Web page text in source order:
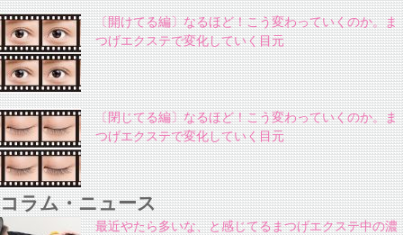
〔開けてる編〕なるほど！こう変わっていくのか。ま
つげエクステで変化していく目元
〔閉じてる編〕なるほど！こう変わっていくのか。ま
つげエクステで変化していく目元
コラム・ニュース
最近やたら多いな、と感じてるまつげエクステ中の濃